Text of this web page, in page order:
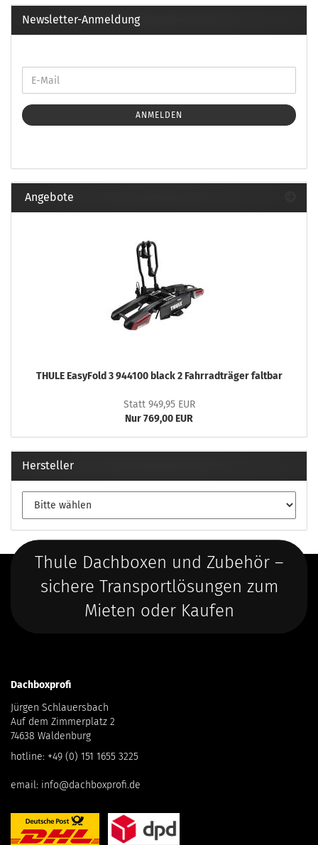
Newsletter-Anmeldung
ANMELDEN
Angebote
THULE EasyFold 3 944100 black 2 Fahrradträger faltbar
Statt 949,95 EUR
Nur 769,00 EUR
Hersteller
Thule Dachboxen und Zubehör –
sichere Transportlösungen zum
Mieten oder Kaufen
Dachboxprofi
Jürgen Schlauersbach
Auf dem Zimmerplatz 2
74638 Waldenburg
hotline: +49 (0) 151 1655 3225
email: info@dachboxprofi.de